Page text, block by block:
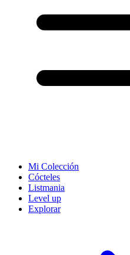
Mi Colección
Cócteles
Listmania
Level up
Explorar